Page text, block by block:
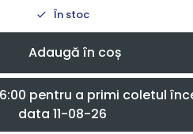
În stoc
Adaugă în coș
pentru a primi coletul
data 11-08-26